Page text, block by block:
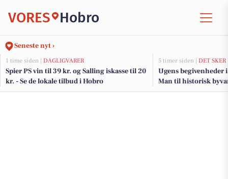
VORES Hobro
Seneste nyt ›
1 time siden | DAGLIGVARER
Spier PS vin til 39 kr. og Salling iskasse til 20
kr. - Se de lokale tilbud i Hobro
5 timer siden | DET SKER
Ugens begivenheder
Man til historisk